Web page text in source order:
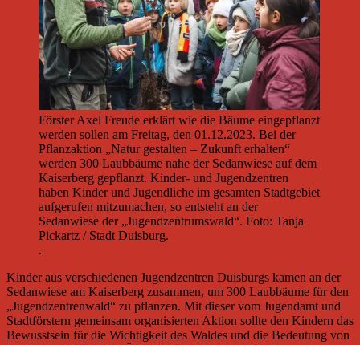
Förster Axel Freude erklärt wie die Bäume eingepflanzt
werden sollen am Freitag, den 01.12.2023. Bei der
Pflanzaktion „Natur gestalten – Zukunft erhalten“
werden 300 Laubbäume nahe der Sedanwiese auf dem
Kaiserberg gepflanzt. Kinder- und Jugendzentren
haben Kinder und Jugendliche im gesamten Stadtgebiet
aufgerufen mitzumachen, so entsteht an der
Sedanwiese der „Jugendzentrumswald“. Foto: Tanja
Pickartz / Stadt Duisburg.
.
Kinder aus verschiedenen Jugendzentren Duisburgs kamen an der
Sedanwiese am Kaiserberg zusammen, um 300 Laubbäume für den
„Jugendzentrenwald“ zu pflanzen. Mit dieser vom Jugendamt und
Stadtförstern gemeinsam organisierten Aktion sollte den Kindern das
Bewusstsein für die Wichtigkeit des Waldes und die Bedeutung von